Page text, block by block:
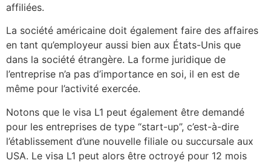
affiliées.
La société américaine doit également faire des affaires
en tant qu’employeur aussi bien aux États-Unis que
dans la société étrangère. La forme juridique de
l’entreprise n’a pas d’importance en soi, il en est de
même pour l’activité exercée.
Notons que le visa L1 peut également être demandé
pour les entreprises de type “start-up”, c’est-à-dire
l’établissement d’une nouvelle filiale ou succursale aux
USA. Le visa L1 peut alors être octroyé pour 12 mois